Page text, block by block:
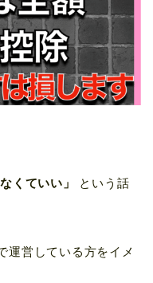
くていい」
という話
運営している方をイメ